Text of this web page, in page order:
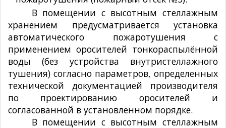
В помещении с высотным стеллажным
хранением предусматривается установка
автоматического пожаротушения с
применением оросителей тонкораспылённой
воды (без устройства внутристеллажного
тушения) согласно параметров, определенных
технической документацией производителя
по проектированию оросителей и
согласованной в установленном порядке.
В помещении с высотным стеллажным